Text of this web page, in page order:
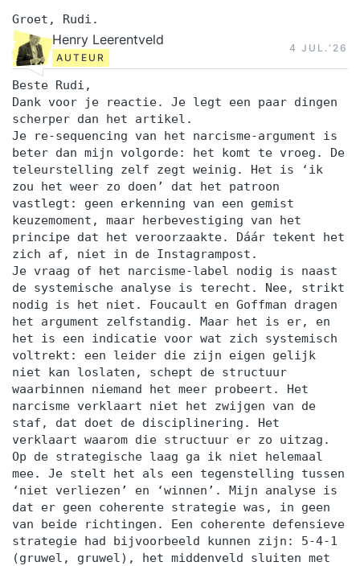
Groet, Rudi.
Henry Leerentveld
AUTEUR
4 JUL.‘26
Beste Rudi,
Dank voor je reactie. Je legt een paar dingen
scherper dan het artikel.
Je re-sequencing van het narcisme-argument is
beter dan mijn volgorde: het komt te vroeg. De
teleurstelling zelf zegt weinig. Het is ‘ik
zou het weer zo doen’ dat het patroon
vastlegt: geen erkenning van een gemist
keuzemoment, maar herbevestiging van het
principe dat het veroorzaakte. Dáár tekent het
zich af, niet in de Instagrampost.
Je vraag of het narcisme-label nodig is naast
de systemische analyse is terecht. Nee, strikt
nodig is het niet. Foucault en Goffman dragen
het argument zelfstandig. Maar het is er, en
het is een indicatie voor wat zich systemisch
voltrekt: een leider die zijn eigen gelijk
niet kan loslaten, schept de structuur
waarbinnen niemand het meer probeert. Het
narcisme verklaart niet het zwijgen van de
staf, dat doet de disciplinering. Het
verklaart waarom die structuur er zo uitzag.
Op de strategische laag ga ik niet helemaal
mee. Je stelt het als een tegenstelling tussen
‘niet verliezen’ en ‘winnen’. Mijn analyse is
dat er geen coherente strategie was, in geen
van beide richtingen. Een coherente defensieve
strategie had bijvoorbeeld kunnen zijn: 5-4-1
(gruwel, gruwel), het middenveld sluiten met